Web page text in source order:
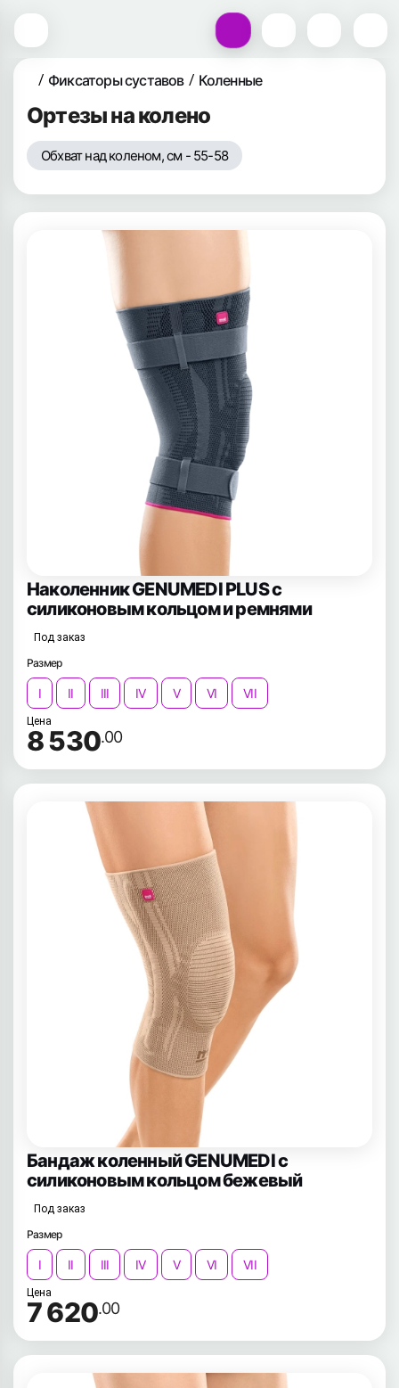
Фиксаторы суставов Коленные
Ортезы на колено
Обхват над коленом, см - 55-58
Наколенник GENUMEDI PLUS с
силиконовым кольцом и ремнями
Под заказ
Размер
I II III IV V VI VII
Цена
8 530.00
Бандаж коленный GENUMEDI с
силиконовым кольцом бежевый
Под заказ
Размер
I II III IV V VI VII
Цена
7 620.00